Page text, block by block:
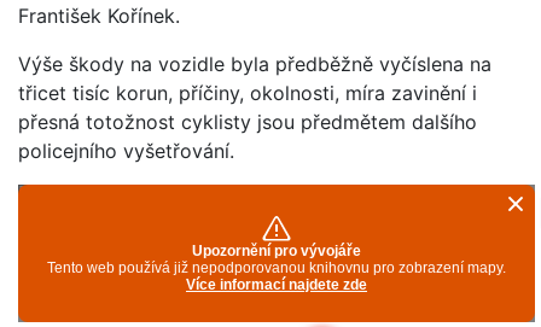
František Kořínek.
Výše škody na vozidle byla předběžně vyčíslena na
třicet tisíc korun, příčiny, okolnosti, míra zavinění i
přesná totožnost cyklisty jsou předmětem dalšího
policejního vyšetřování.